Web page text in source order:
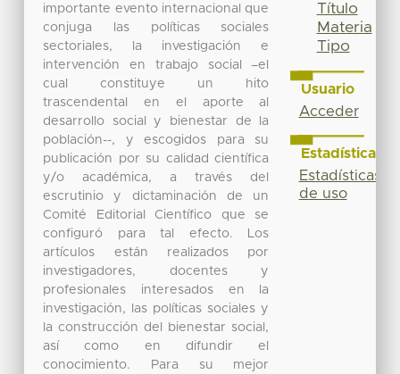
importante evento internacional que
conjuga las políticas sociales
sectoriales, la investigación e
intervención en trabajo social –el
cual constituye un hito
trascendental en el aporte al
desarrollo social y bienestar de la
población--, y escogidos para su
publicación por su calidad científica
y/o académica, a través del
escrutinio y dictaminación de un
Comité Editorial Científico que se
configuró para tal efecto. Los
artículos están realizados por
investigadores, docentes y
profesionales interesados en la
investigación, las políticas sociales y
la construcción del bienestar social,
así como en difundir el
conocimiento. Para su mejor
Título
Materia
Tipo
Usuario
Acceder
Estadísticas
Estadísticas
de uso